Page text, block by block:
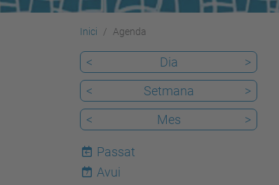
Inici Agenda
< Dia
>
<
Setmana
>
<
Mes >
Passat
7
Avui